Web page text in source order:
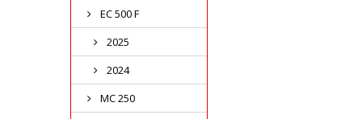
EC 500 F
2025
2024
MC 250